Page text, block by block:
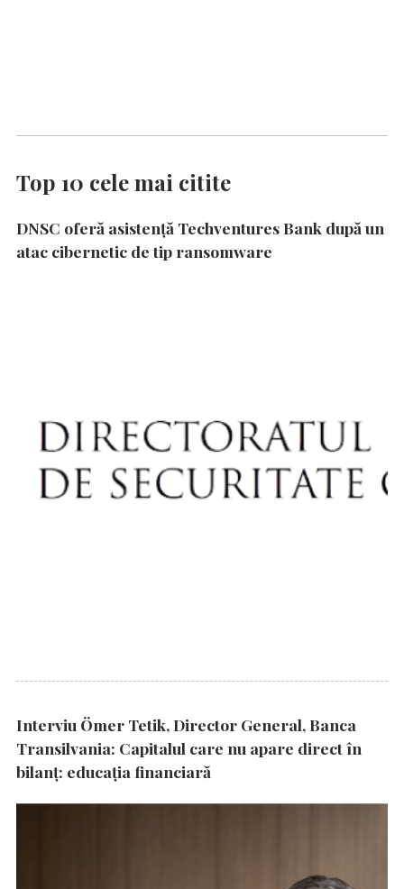
Top 10 cele mai citite
DNSC oferă asistență Techventures Bank după un
atac cibernetic de tip ransomware
Interviu Ömer Tetik, Director General, Banca
Transilvania: Capitalul care nu apare direct în
bilanț: educația financiară